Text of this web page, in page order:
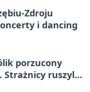
Zdroju
i dancing
porzucony
Strażnicy ruszyli